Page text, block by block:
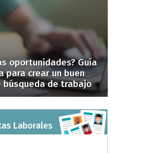
oportunidades? Guía
para crear un buen
búsqueda de trabajo
Laborales